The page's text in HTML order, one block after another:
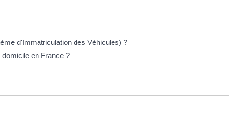
d'Immatriculation des Véhicules) ?
en France ?